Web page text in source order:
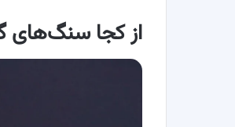
از کجا سنگ‌های